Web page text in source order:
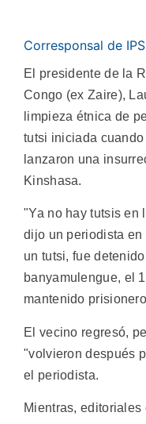
Corresponsal de IPS
El presidente de la
Congo (ex Zaire),
limpieza étnica de
tutsi iniciada
lanzaron una
Kinshasa.
"Ya no hay tutsis en
dijo un periodista
un tutsi, fue
banyamulengue, el
mantenido
El vecino regresó,
"volvieron después
el periodista.
Mientras,